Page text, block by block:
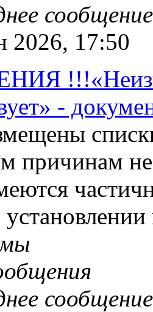
сообщение
2026, 17:50
-
причинам
сообщение